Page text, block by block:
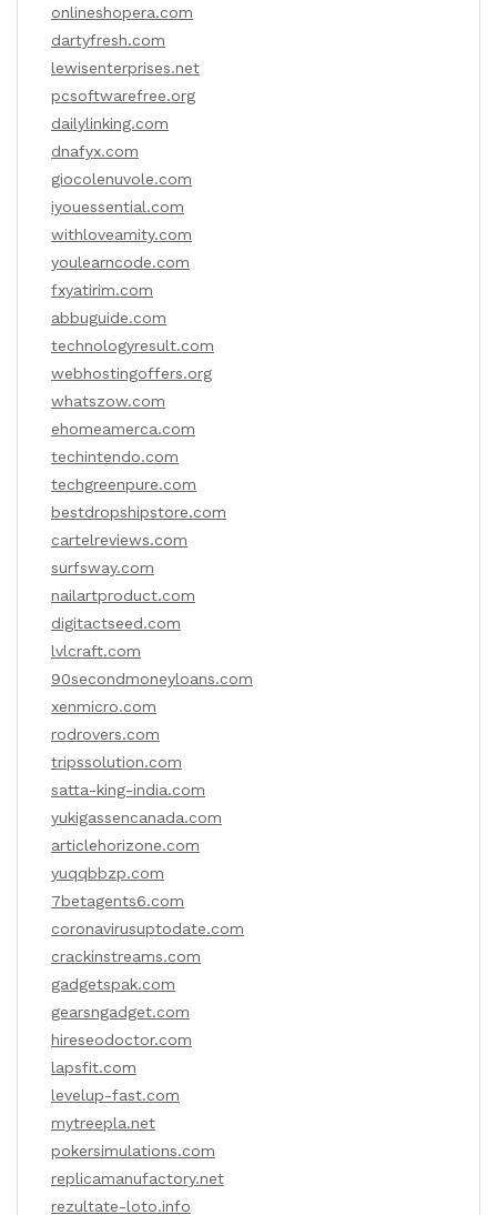
onlineshopera.com
dartyfresh.com
lewisenterprises.net
pcsoftwarefree.org
dailylinking.com
dnafyx.com
giocolenuvole.com
iyouessential.com
withloveamity.com
youlearncode.com
fxyatirim.com
abbuguide.com
technologyresult.com
webhostingoffers.org
whatszow.com
ehomeamerca.com
techintendo.com
techgreenpure.com
bestdropshipstore.com
cartelreviews.com
surfsway.com
nailartproduct.com
digitactseed.com
lvlcraft.com
90secondmoneyloans.com
xenmicro.com
rodrovers.com
tripssolution.com
satta-king-india.com
yukigassencanada.com
articlehorizone.com
yuqqbbzp.com
7betagents6.com
coronavirusuptodate.com
crackinstreams.com
gadgetspak.com
gearsngadget.com
hireseodoctor.com
lapsfit.com
levelup-fast.com
mytreepla.net
pokersimulations.com
replicamanufactory.net
rezultate-loto.info